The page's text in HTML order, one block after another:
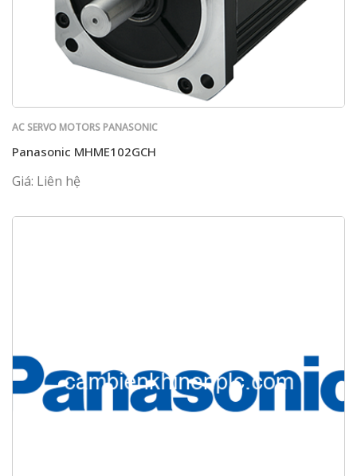
AC SERVO MOTORS PANASONIC
Panasonic MHME102GCH
Giá: Liên hệ